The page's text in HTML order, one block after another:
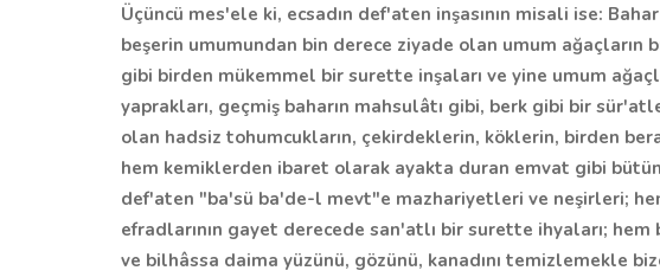
Üçüncü mes'ele ki, ecsadın def'aten inşasının misali ise:
beşerin umumundan bin derece ziyade olan umum ağaçların
gibi birden mükemmel bir surette inşaları ve yine umum
yaprakları, geçmiş baharın mahsulâtı gibi, berk gibi bir
olan hadsiz tohumcukların, çekirdeklerin, köklerin, birden
hem kemiklerden ibaret olarak ayakta duran emvat gibi
def'aten "ba'sü ba'de-l mevt"e mazhariyetleri ve neşirleri;
efradlarının gayet derecede san'atlı bir surette ihyaları;
ve bilhâssa daima yüzünü, gözünü, kanadını temizlemekle